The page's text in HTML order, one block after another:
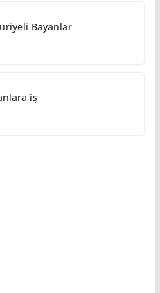
Bayanlar
iş